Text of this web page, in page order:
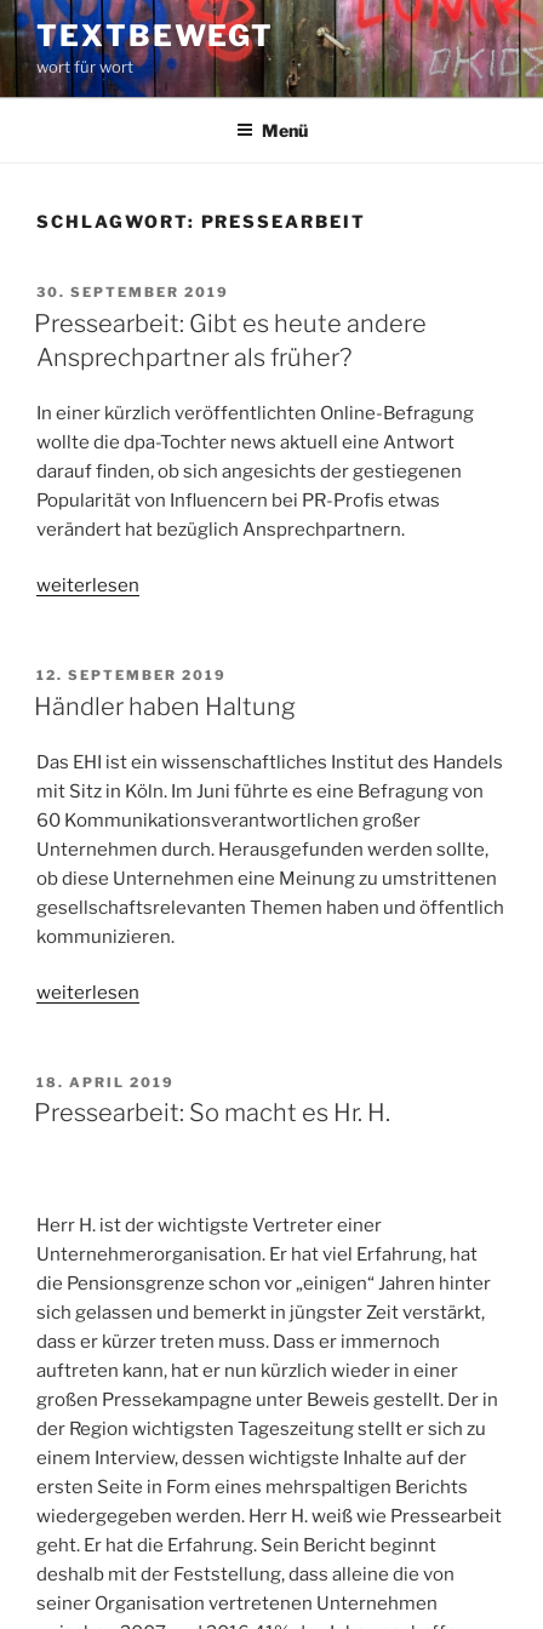
Zum
Inhalt
springen
TEXTBEWEGT
wort für wort
Menü
SCHLAGWORT: PRESSEARBEIT
VERÖFFENTLICHT
AM
30. SEPTEMBER 2019
Pressearbeit: Gibt es heute andere
Ansprechpartner als früher?
In einer kürzlich veröffentlichten Online-Befragung
wollte die dpa-Tochter news aktuell eine Antwort
darauf finden, ob sich angesichts der gestiegenen
Popularität von Influencern bei PR-Profis etwas
verändert hat bezüglich Ansprechpartnern.
„Pressearbeit:
heute
andere
als
früher?“
weiterlesen
VERÖFFENTLICHT
AM
12. SEPTEMBER 2019
Händler haben Haltung
Das EHI ist ein wissenschaftliches Institut des Handels
mit Sitz in Köln. Im Juni führte es eine Befragung von
60 Kommunikationsverantwortlichen großer
Unternehmen durch. Herausgefunden werden sollte,
ob diese Unternehmen eine Meinung zu umstrittenen
gesellschaftsrelevanten Themen haben und öffentlich
kommunizieren.
„Händler
weiterlesen
VERÖFFENTLICHT
AM
18. APRIL 2019
Pressearbeit: So macht es Hr. H.
Herr H. ist der wichtigste Vertreter einer
Unternehmerorganisation. Er hat viel Erfahrung, hat
die Pensionsgrenze schon vor „einigen“ Jahren hinter
sich gelassen und bemerkt in jüngster Zeit verstärkt,
dass er kürzer treten muss. Dass er immernoch
auftreten kann, hat er nun kürzlich wieder in einer
großen Pressekampagne unter Beweis gestellt. Der in
der Region wichtigsten Tageszeitung stellt er sich zu
einem Interview, dessen wichtigste Inhalte auf der
ersten Seite in Form eines mehrspaltigen Berichts
wiedergegeben werden. Herr H. weiß wie Pressearbeit
geht. Er hat die Erfahrung. Sein Bericht beginnt
deshalb mit der Feststellung, dass alleine die von
seiner Organisation vertretenen Unternehmen